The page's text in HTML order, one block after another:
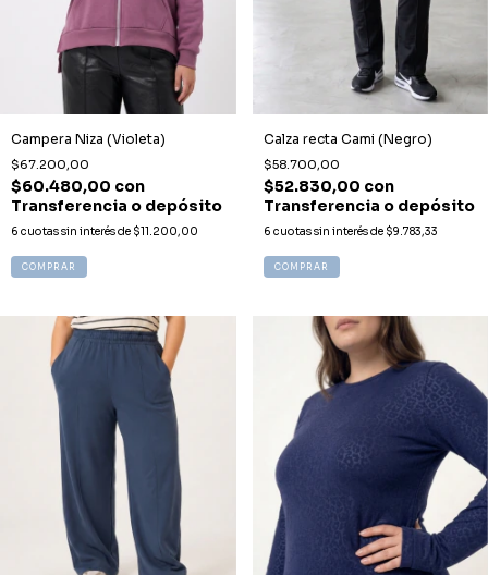
Campera Niza (Violeta)
$67.200,00
$60.480,00 con
Transferencia o depósito
6 cuotas sin interés de $11.200,00
COMPRAR
Calza recta Cami (Negro)
$58.700,00
$52.830,00 con
Transferencia o depósito
6 cuotas sin interés de $9.783,33
COMPRAR